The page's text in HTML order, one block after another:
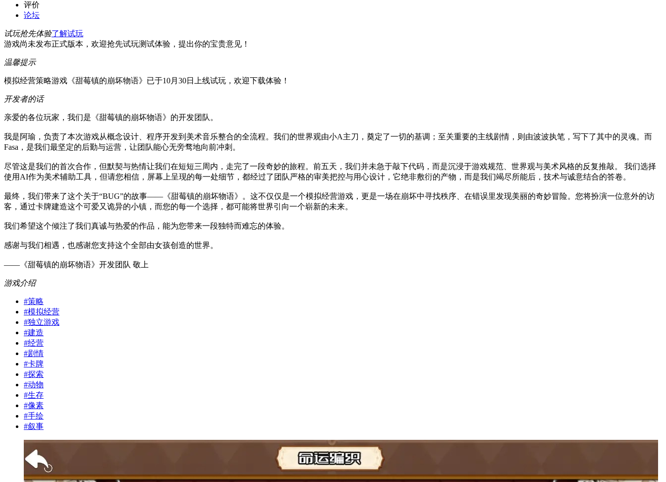
评价
论坛
试玩抢先体验了解试玩
游戏尚未发布正式版本，欢迎抢先试玩测试体验，提出你的宝贵意见！
温馨提示
模拟经营策略游戏《甜莓镇的崩坏物语》已于10月30日上线试玩，欢迎下载体验！
开发者的话
亲爱的各位玩家，我们是《甜莓镇的崩坏物语》的开发团队。
我是阿瑜，负责了本次游戏从概念设计、程序开发到美术音乐整合的全流程。我们的世界观由小A主刀，奠定了一切的基调；至关重要的主线剧情，则由波波执笔，写下了其中的灵魂。而
Fasa，是我们最坚定的后勤与运营，让团队能心无旁骛地向前冲刺。
尽管这是我们的首次合作，但默契与热情让我们在短短三周内，走完了一段奇妙的旅程。前五天，我们并未急于敲下代码，而是沉浸于游戏规范、世界观与美术风格的反复推敲。 我们选择
使用AI作为美术辅助工具，但请您相信，屏幕上呈现的每一处细节，都经过了团队严格的审美把控与用心设计，它绝非敷衍的产物，而是我们竭尽所能后，技术与诚意结合的答卷。
最终，我们带来了这个关于“BUG”的故事——《甜莓镇的崩坏物语》。这不仅仅是一个模拟经营游戏，更是一场在崩坏中寻找秩序、在错误里发现美丽的奇妙冒险。您将扮演一位意外的访
客，通过卡牌建造这个可爱又诡异的小镇，而您的每一个选择，都可能将世界引向一个崭新的未来。
我们希望这个倾注了我们真诚与热爱的作品，能为您带来一段独特而难忘的体验。
感谢与我们相遇，也感谢您支持这个全部由女孩创造的世界。
——《甜莓镇的崩坏物语》开发团队 敬上
游戏介绍
#策略
#模拟经营
#独立游戏
#建造
#经营
#剧情
#卡牌
#探索
#动物
#生存
#像素
#手绘
#叙事